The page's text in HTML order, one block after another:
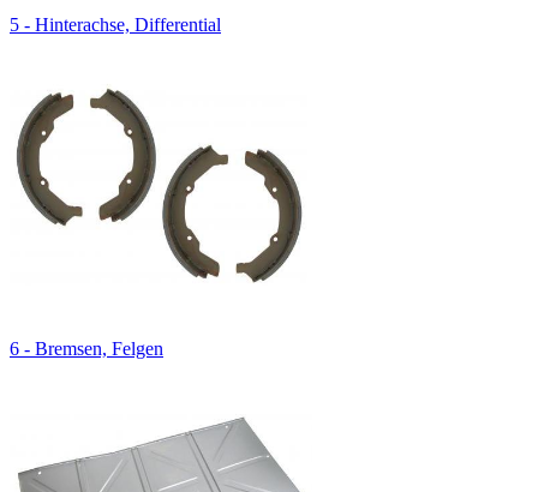
5 - Hinterachse, Differential
6 - Bremsen, Felgen